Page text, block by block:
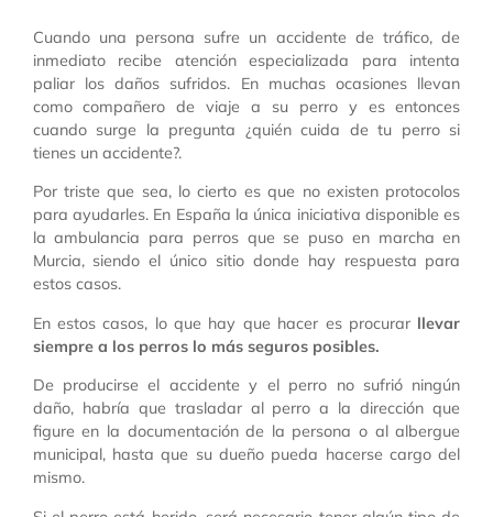
Cuando una persona sufre un accidente de tráfico, de
inmediato recibe atención especializada para intenta
paliar los daños sufridos. En muchas ocasiones llevan
como compañero de viaje a su perro y es entonces
cuando surge la pregunta ¿quién cuida de tu perro si
tienes un accidente?.
Por triste que sea, lo cierto es que no existen protocolos
para ayudarles. En España la única iniciativa disponible es
la ambulancia para perros que se puso en marcha en
Murcia, siendo el único sitio donde hay respuesta para
estos casos.
En estos casos, lo que hay que hacer es procurar llevar
siempre a los perros lo más seguros posibles.
De producirse el accidente y el perro no sufrió ningún
daño, habría que trasladar al perro a la dirección que
figure en la documentación de la persona o al albergue
municipal, hasta que su dueño pueda hacerse cargo del
mismo.